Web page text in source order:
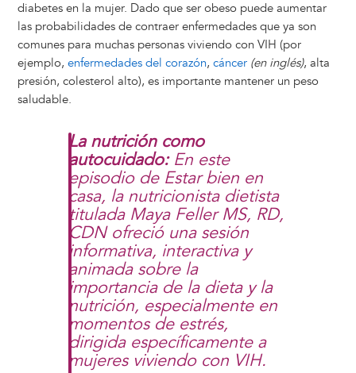
diabetes en la mujer. Dado que ser obeso puede aumentar
las probabilidades de contraer enfermedades que ya son
comunes para muchas personas viviendo con VIH (por
ejemplo, enfermedades del corazón, cáncer (en inglés), alta
presión, colesterol alto), es importante mantener un peso
saludable.
La nutrición como
autocuidado:En este
episodio de Estar bien en
casa, la nutricionista dietista
titulada Maya Feller MS, RD,
CDN ofreció una sesión
informativa, interactiva y
animada sobre la
importancia de la dieta y la
nutrición, especialmente en
momentos de estrés,
dirigida específicamente a
mujeres viviendo con VIH.